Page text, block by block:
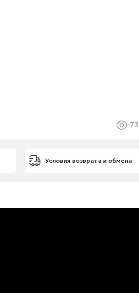
Условия возврата и обмена